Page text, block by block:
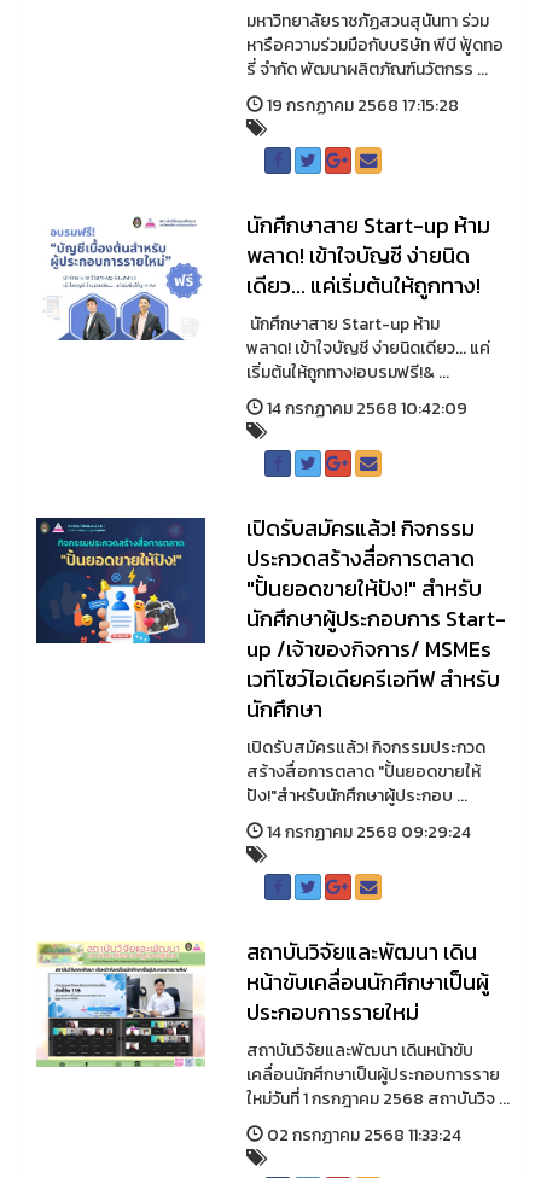
มหาวิทยาลัยราชภัฏสวนสุนันทา ร่วม
หารือความร่วมมือกับบริษัท พีบี ฟู้ดทอ
รี่ จำกัด พัฒนาผลิตภัณฑ์นวัตกรร ...
19 กรกฏาคม 2568 17:15:28
นักศึกษาสาย Start-up ห้าม
พลาด! เข้าใจบัญชี ง่ายนิด
เดียว... แค่เริ่มต้นให้ถูกทาง!
นักศึกษาสาย Start-up ห้าม
พลาด! เข้าใจบัญชี ง่ายนิดเดียว... แค่
เริ่มต้นให้ถูกทาง!อบรมฟรี!& ...
14 กรกฏาคม 2568 10:42:09
เปิดรับสมัครแล้ว! กิจกรรม
ประกวดสร้างสื่อการตลาด
"ปั้นยอดขายให้ปัง!" สำหรับ
นักศึกษาผู้ประกอบการ Start-
up /เจ้าของกิจการ/ MSMEs
เวทีโชว์ไอเดียครีเอทีฟ สำหรับ
นักศึกษา
เปิดรับสมัครแล้ว! กิจกรรมประกวด
สร้างสื่อการตลาด "ปั้นยอดขายให้
ปัง!"สำหรับนักศึกษาผู้ประกอบ ...
14 กรกฏาคม 2568 09:29:24
สถาบันวิจัยและพัฒนา เดิน
หน้าขับเคลื่อนนักศึกษาเป็นผู้
ประกอบการรายใหม่
สถาบันวิจัยและพัฒนา เดินหน้าขับ
เคลื่อนนักศึกษาเป็นผู้ประกอบการราย
ใหม่วันที่ 1 กรกฎาคม 2568 สถาบันวิจ ...
02 กรกฏาคม 2568 11:33:24